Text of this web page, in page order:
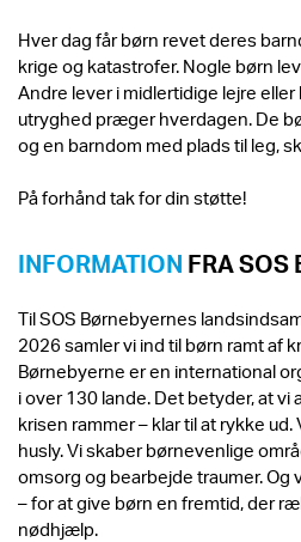
Hver dag får børn revet deres
krige og katastrofer. Nogle børn
Andre lever i midlertidige lejre eller
utryghed præger hverdagen. De
og en barndom med plads til leg,
På forhånd tak for din støtte!
INFORMATION FRA SOS
Til SOS Børnebyernes
2026 samler vi ind til børn ramt af
Børnebyerne er en international
i over 130 lande. Det betyder, at vi
krisen rammer – klar til at rykke
husly. Vi skaber børnevenlige
omsorg og bearbejde traumer. Og
– for at give børn en fremtid, der
nødhjælp.